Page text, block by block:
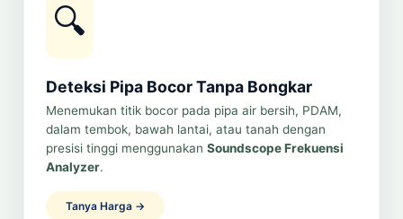
🔍
Deteksi Pipa Bocor Tanpa Bongkar
Menemukan titik bocor pada pipa air bersih, PDAM,
dalam tembok, bawah lantai, atau tanah dengan
presisi tinggi menggunakan Soundscope Frekuensi
Analyzer.
Tanya Harga →